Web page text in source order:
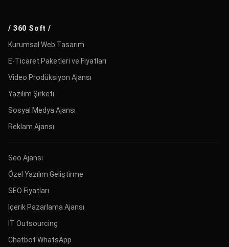
/ 360 Soft /
Kurumsal Web Tasarım
E-Ticaret Paketleri ve Fiyatları
Video Prodüksiyon Ajansı
Yazılım Şirketi
Sosyal Medya Ajansı
Reklam Ajansı
Seo Ajansı
Özel Yazılım Geliştirme
SEO Fiyatları
İçerik Pazarlama Ajansı
IT Outsourcing
Chatbot WhatsApp